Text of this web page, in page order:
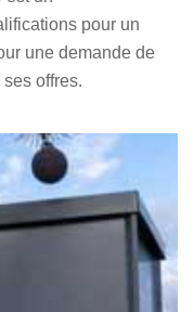
pour un
une demande de
offres.